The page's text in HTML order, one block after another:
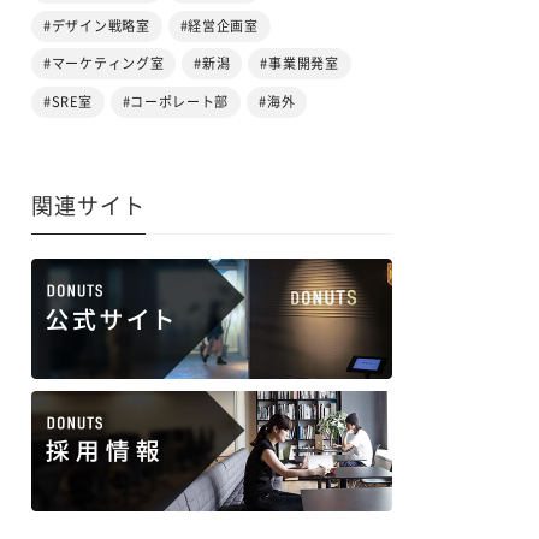
#デザイン戦略室 #経営企画室
#マーケティング室 #新潟 #事業開発室
#SRE室 #コーポレート部 #海外
関連サイト